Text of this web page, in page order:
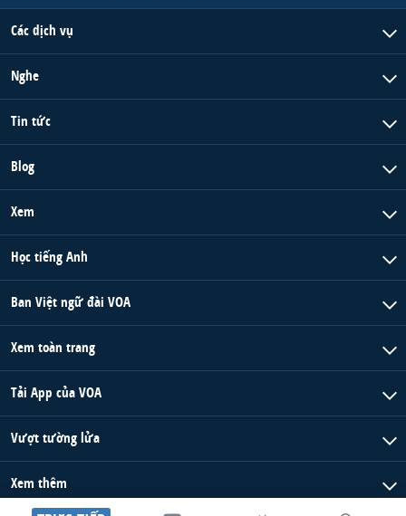
Các dịch vụ
Nghe
Tin tức
Blog
Xem
Học tiếng Anh
Ban Việt ngữ đài VOA
Xem toàn trang
Tải App của VOA
Vượt tường lửa
Xem thêm